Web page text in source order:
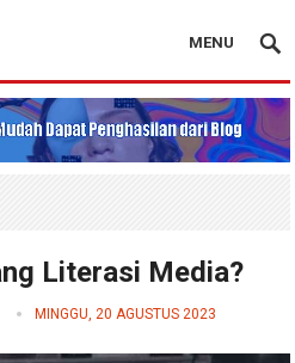
MENU
Literasi Media?
MINGGU, 20 AGUSTUS 2023